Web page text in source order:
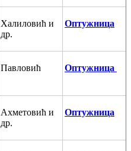
Халиловић и
др.
Оптужница
Павловић Оптужница
Ахметовић и
др.
Оптужница